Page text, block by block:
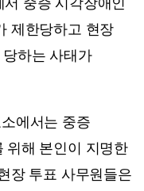
제한당하고 현장
하는 사태가
에서는 중증
위해 본인이 지명한
장 투표 사무원들은